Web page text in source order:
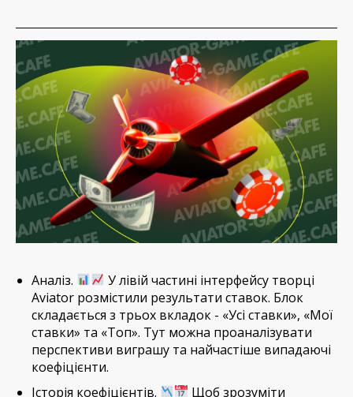
Аналіз.
У лівій частині інтерфейсу творці
Aviator розмістили результати ставок. Блок
складається з трьох вкладок - «Усі ставки», «Мої
ставки» та «Топ». Тут можна проаналізувати
перспективи виграшу та найчастіше випадаючі
коефіцієнти.
Історія коефіцієнтів.
Щоб зрозуміти